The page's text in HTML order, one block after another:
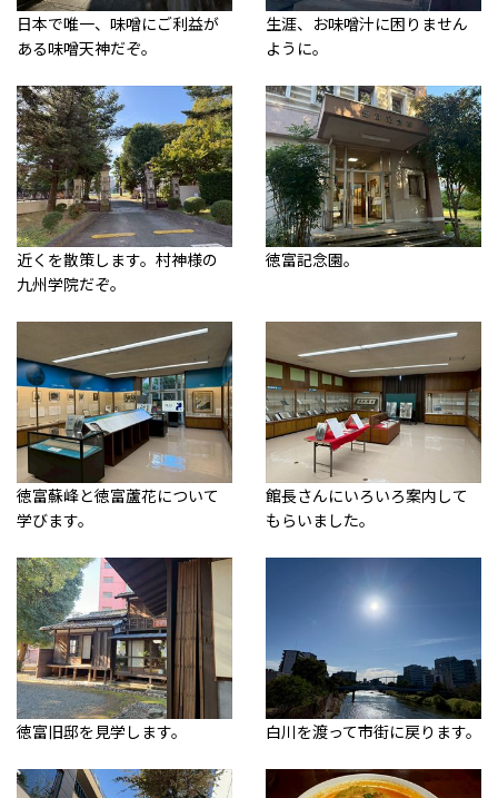
日本で唯一、味噌にご利益が
ある味噌天神だぞ。
生涯、お味噌汁に困りません
ように。
近くを散策します。村神様の
九州学院だぞ。
徳富記念園。
徳富蘇峰と徳富蘆花について
学びます。
館長さんにいろいろ案内して
もらいました。
徳富旧邸を見学します。 白川を渡って市街に戻ります。